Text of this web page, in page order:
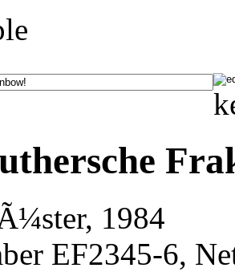
1984
EF2345-6,